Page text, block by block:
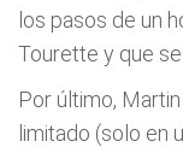
los pasos de un
Tourette y que
Por último,
limitado (solo en